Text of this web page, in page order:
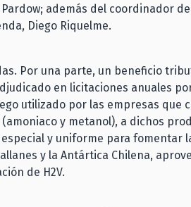
además del coordinador
Diego Riquelme.
Por una parte, un beneficio
en licitaciones anuales
utilizado por las empresas que
y metanol), a dichos
y uniforme para fomentar
y la Antártica Chilena,
de H2V.